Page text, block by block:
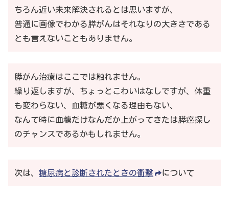
ちろん近い未来解決されるとは思いますが、
普通に画像でわかる膵がんはそれなりの大きさである
とも言えないこともありません。
膵がん治療はここでは触れません。
繰り返しますが、ちょっとこわいはなしですが、体重
も変わらない、血糖が悪くなる理由もない、
なんて時に血糖だけなんだか上がってきたは膵癌探し
のチャンスであるかもしれません。
次は、 糖尿病と診断されたときの衝撃 について